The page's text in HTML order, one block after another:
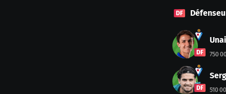
DF
DF 750
DF 510